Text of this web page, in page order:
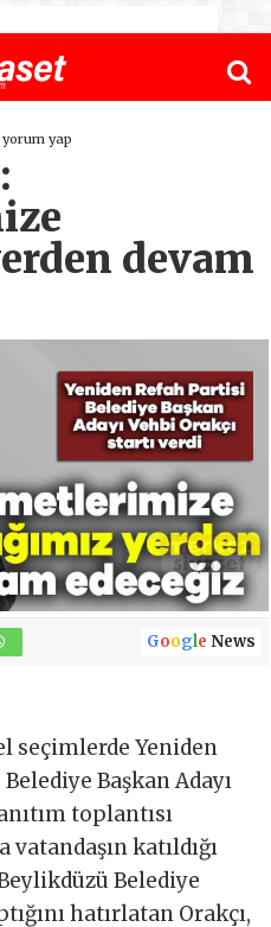
yorum yap
devam
Google News
seçimlerde Yeniden
Başkan Adayı
toplantısı
katıldığı
Belediye
hatırlatan Orakçı,